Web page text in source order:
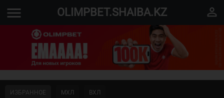
menu OLIMPBET.SHAIBA.KZ perm_identity
ИЗБРАННОЕ МХЛ ВХЛ